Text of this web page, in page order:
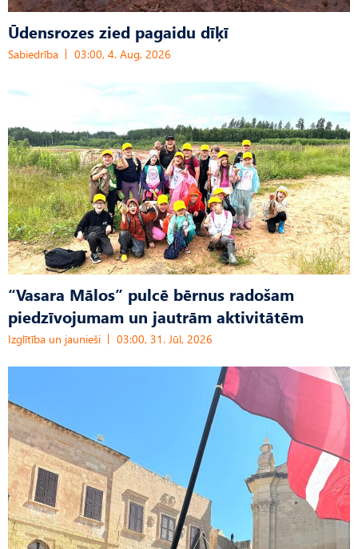
Ūdensrozes zied pagaidu dīķī
Sabiedrība 03:00, 4. Aug, 2026
“Vasara Mālos” pulcē bērnus radošam
piedzīvojumam un jautrām aktivitātēm
Izglītība un jaunieši 03:00, 31. Jūl, 2026